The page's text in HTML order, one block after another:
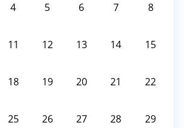
4 5 6 7 8
11 12 13 14 15
18 19 20 21 22
25 26 27 28 29